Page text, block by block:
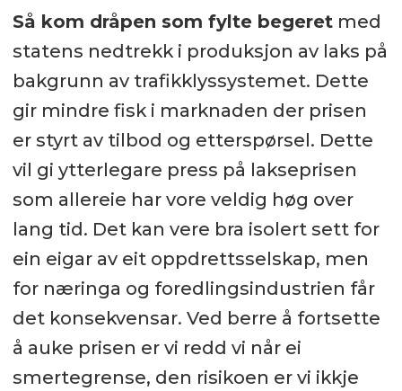
Så kom dråpen som fylte begeretmed
statens nedtrekk i produksjon av laks på
bakgrunn av trafikklyssystemet. Dette
gir mindre fisk i marknaden der prisen
er styrt av tilbod og etterspørsel. Dette
vil gi ytterlegare press på lakseprisen
som allereie har vore veldig høg over
lang tid. Det kan vere bra isolert sett for
ein eigar av eit oppdrettsselskap, men
for næringa og foredlingsindustrien får
det konsekvensar. Ved berre å fortsette
å auke prisen er vi redd vi når ei
smertegrense, den risikoen er vi ikkje